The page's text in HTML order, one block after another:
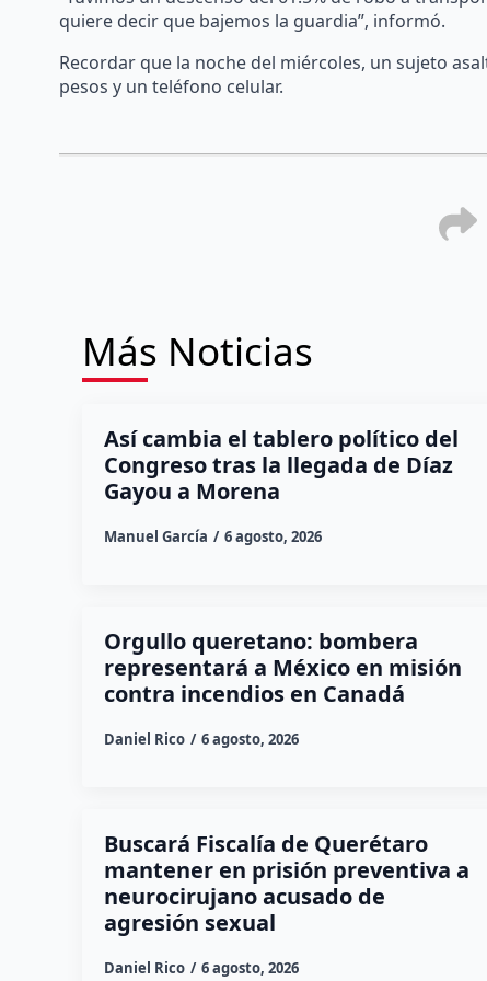
quiere decir que bajemos la guardia”, informó.
Recordar que la noche del miércoles, un sujeto
pesos y un teléfono celular.
Más Noticias
Así cambia el tablero político del
Congreso tras la llegada de Díaz
Gayou a Morena
Manuel García 6 agosto, 2026
Orgullo queretano: bombera
representará a México en misión
contra incendios en Canadá
Daniel Rico 6 agosto, 2026
Buscará Fiscalía de Querétaro
mantener en prisión preventiva a
neurocirujano acusado de
agresión sexual
Daniel Rico 6 agosto, 2026